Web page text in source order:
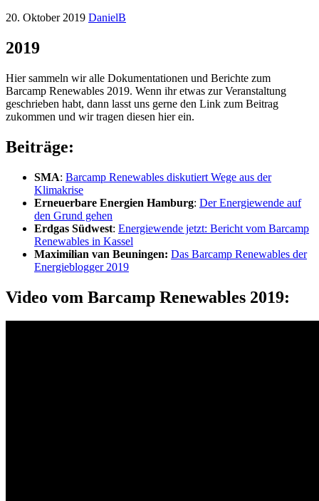
20. Oktober 2019 DanielB
2019
Hier sammeln wir alle Dokumentationen und Berichte zum
Barcamp Renewables 2019. Wenn ihr etwas zur Veranstaltung
geschrieben habt, dann lasst uns gerne den Link zum Beitrag
zukommen und wir tragen diesen hier ein.
Beiträge:
SMA: Barcamp Renewables diskutiert Wege aus der
Klimakrise
Erneuerbare Energien Hamburg: Der Energiewende auf
den Grund gehen
Erdgas Südwest: Energie­wende jetzt: Bericht vom Bar­camp
Re­new­ables in Kassel
Maximilian van Beuningen: Das Barcamp Renewables der
Energieblogger 2019
Video vom Barcamp Renewables 2019: